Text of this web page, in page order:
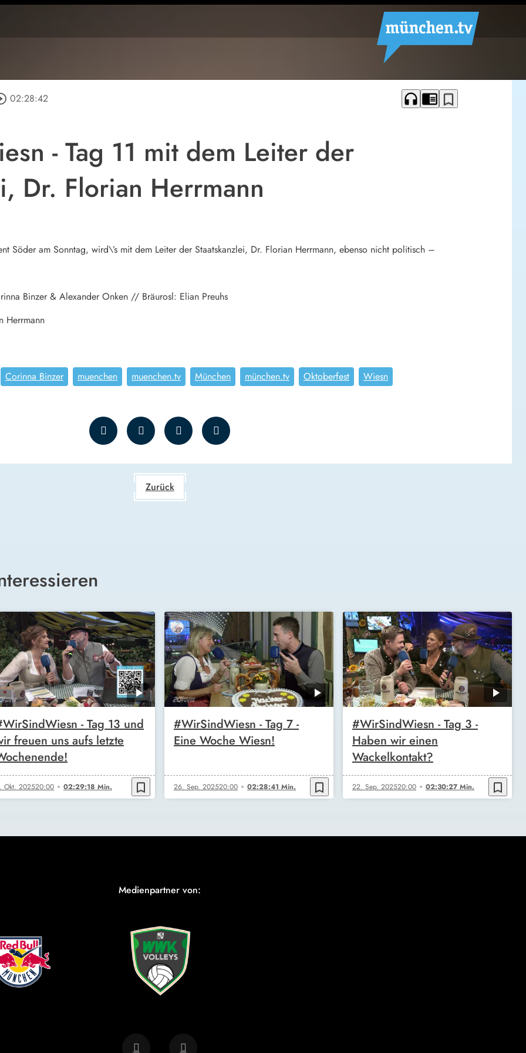
02:28:42 headphones chrome_reader_mode bookmark_border
- Tag 11 mit dem Leiter der
Dr. Florian Herrmann
Söder am Sonntag, wird\’s mit dem Leiter der Staatskanzlei, Dr. Florian Herrmann, ebenso nicht politisch –
Binzer & Alexander Onken // Bräurosl: Elian Preuhs
Herrmann
Corinna Binzer muenchen muenchen.tv München münchen.tv Oktoberfest Wiesn
Zurück
- Tag 13 und
freuen uns aufs letzte
Okt. 202520:00 02:29:18 Min. bookmark_border
#WirSindWiesn - Tag 7 -
Eine Woche Wiesn!
26. Sep. 202520:00 02:28:41 Min. bookmark_border
#WirSindWiesn - Tag 3 -
Haben wir einen
Wackelkontakt?
22. Sep. 202520:00 02:30:27 Min. bookmark_border
Medienpartner von: